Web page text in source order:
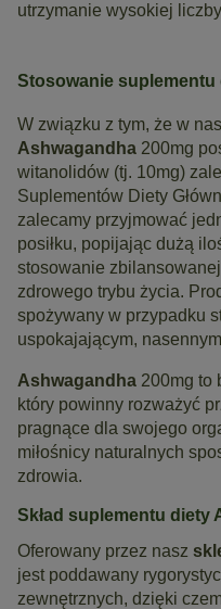
utrzymanie wysokiej
Stosowanie suplementu
W związku z tym, że w
Ashwagandha 200mg
witanolidów (tj. 10mg)
Suplementów Diety
zalecamy przyjmować
posiłku, popijając dużą
stosowanie
zdrowego trybu życia.
spożywany w przypadku
uspokajającym,
Ashwagandha 200mg to
który powinny rozważyć
pragnące dla swojego
miłośnicy naturalnych
zdrowia.
Skład suplementu diety
Oferowany przez nasz
jest poddawany
zewnętrznych, dzięki